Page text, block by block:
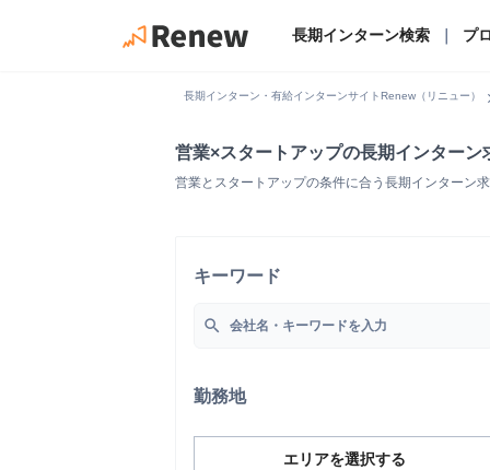
長期インターン検索 プ
長期インターン・有給インターンサイトRenew（リニュー）
営業×スタートアップの長期インターン
営業とスタートアップの条件に合う長期インターン
キーワード
search
勤務地
エリアを選択する